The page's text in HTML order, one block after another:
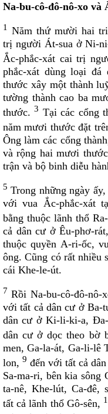
Dịch Các Giờ Kinh
SÁCH CỰU ƯỚC
Kinh Thánh Cựu
Dịch Các Giờ Kinh
Kinh Thánh Cựu
Nguyễn Thế Thuấn,
Kinh Thánh MP3
Kinh Thánh Tân
THÁNH KINH CỰU
HỘI ĐOÀN
Giới Gia Trưởng
Thu chi Gia trưởng
Danh sách Gia trưởng
Giáo khu
DS giáo dân Vinh Sơn
Danh sách khu
Danh sách khu Du
Danh sách khu Bảo
THÁNH CA
Download LỜI BÀI HÁT
Danh sách bài hát MP3
Na-bu-cô-đô-nô-xo và
1
Năm thứ mười hai
trị người Át-sua ở Ni-
Ắc-phắc-xát cai trị
phắc-xát dùng loại
thước xây một thành
tường thành cao ba
thước.3 Tại các cổng
năm mươi thước đặt
Ông làm các cổng
và rộng hai mươi
trận và bộ binh diễu
5 Trong những ngày
với vua Ắc-phắc-xát
bằng thuộc lãnh thổ
cả dân cư ở Êu-phơ-
thuộc quyền A-ri-ốc,
ông. Cũng có rất nhiều
cái Khe-le-út.
7 Rồi Na-bu-cô-đô-nô-
với tất cả dân cư ở Ba-
dân cư ở Ki-li-ki-a,
dân cư ở dọc theo bờ
men, Ga-la-át, Ga-li-lê
lon,9 đến với tất cả
Sa-ma-ri, bên kia sông
ta-nê, Khe-lút, Ca-đê,
tất cả lãnh thổ Gô-sên,